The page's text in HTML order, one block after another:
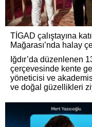
TİGAD çalıştayına
Mağarası’nda halay
Iğdır’da düzenlenen
çerçevesinde kente
yöneticisi ve
ve doğal güzellikleri